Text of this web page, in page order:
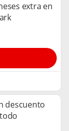
extra en
descuento